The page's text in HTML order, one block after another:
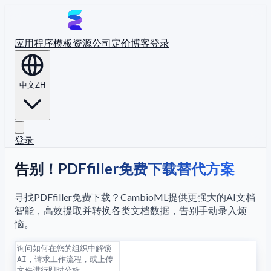
应用程序模板资源公司定价博客登录
中文ZH
登录
告别！PDFfiller免费下载替代方案
寻找PDFfiller免费下载？CambioML提供更强大的AI文档
智能，高效提取并转换各类文档数据，告别手动录入烦
恼。